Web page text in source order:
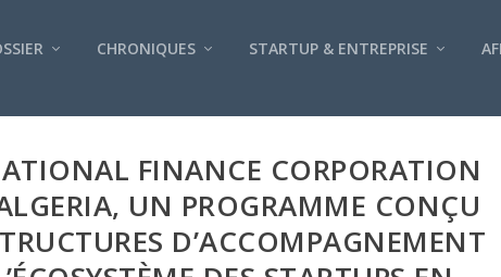
CHRONIQUES STARTUP & ENTREPRISE
FINANCE CORPORATION
UN PROGRAMME CONÇU
D’ACCOMPAGNEMENT